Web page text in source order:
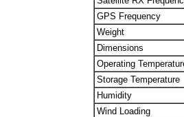
GPS Frequency
Weight
Dimensions
Operating
Storage Temperature
Humidity
Wind Loading